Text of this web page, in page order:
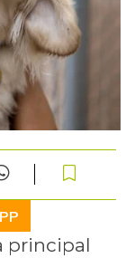
principal